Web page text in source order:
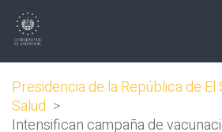
Presidencia de la República de El
Salud >
Intensifican campaña de